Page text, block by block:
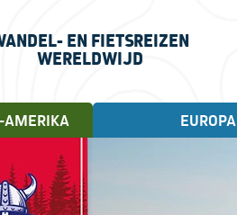
EN FIETSREIZEN
WERELDWIJD
AMERIKA EUROPA